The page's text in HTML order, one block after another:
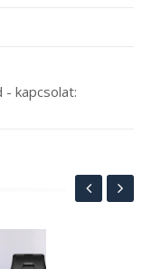
- kapcsolat: